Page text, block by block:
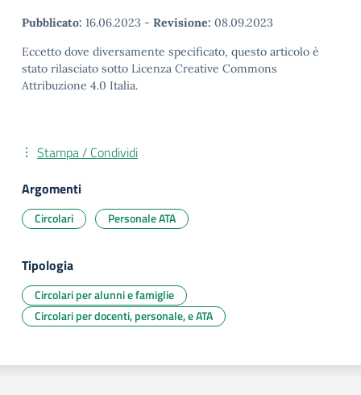
Pubblicato: 16.06.2023 - Revisione: 08.09.2023
Eccetto dove diversamente specificato, questo articolo è
stato rilasciato sotto Licenza Creative Commons
Attribuzione 4.0 Italia.
Stampa / Condividi
Argomenti
Circolari Personale ATA
Tipologia
Circolari per alunni e famiglie
Circolari per docenti, personale, e ATA